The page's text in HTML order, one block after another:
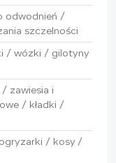
odwodnień /
szczelności
/ wózki / gilotyny
zawiesia i
/ kładki /
/ kosy /